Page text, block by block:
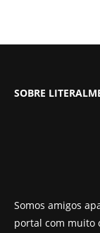
SOBRE
Somos amigos
portal com muito